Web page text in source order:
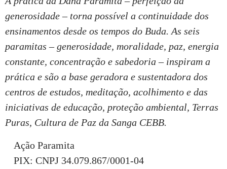
generosidade – torna possível a continuidade dos
ensinamentos desde os tempos do Buda. As seis
paramitas – generosidade, moralidade, paz, energia
constante, concentração e sabedoria – inspiram a
prática e são a base geradora e sustentadora dos
centros de estudos, meditação, acolhimento e das
iniciativas de educação, proteção ambiental, Terras
Puras, Cultura de Paz da Sanga CEBB.
Ação Paramita
PIX: CNPJ 34.079.867/0001-04